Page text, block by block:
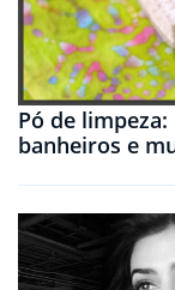
Pó de
banheiros e